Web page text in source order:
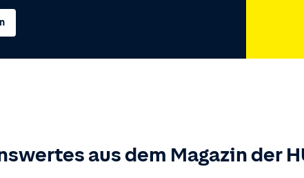
aus dem Magazin der